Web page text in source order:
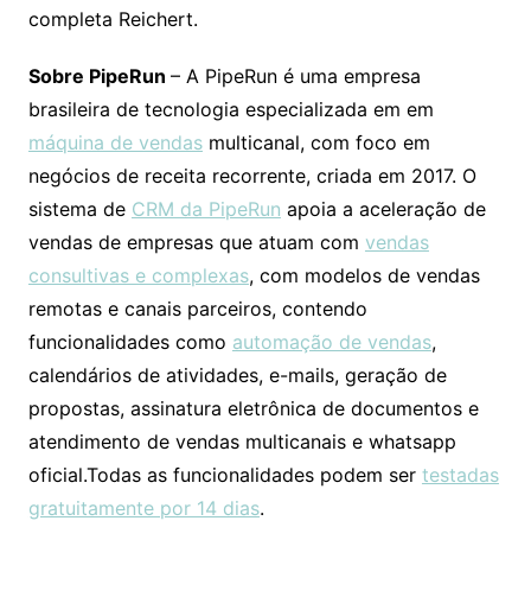
completa Reichert.
Sobre PipeRun – A PipeRun é uma empresa
brasileira de tecnologia especializada em em
máquina de vendasmulticanal, com foco em
negócios de receita recorrente, criada em 2017. O
sistema de CRM da PipeRun apoia a aceleração de
vendas de empresas que atuam com vendas
consultivas e complexas, com modelos de vendas
remotas e canais parceiros, contendo
funcionalidades como automação de vendas,
calendários de atividades, e-mails, geração de
propostas, assinatura eletrônica de documentos e
atendimento de vendas multicanais e whatsapp
oficial.Todas as funcionalidades podem ser testadas
gratuitamente por 14 dias.